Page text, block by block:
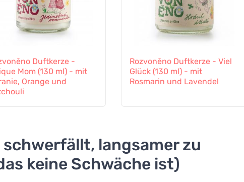
Duftkerze -
Mom (130 ml) - mit
Orange und
Rozvoněno Duftkerze - Viel
Glück (130 ml) - mit
Rosmarin und Lavendel
langsamer zu
keine Schwäche ist)